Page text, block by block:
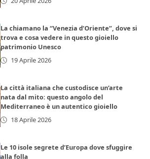
La chiamano la “Venezia d’Oriente”, dove si
trova e cosa vedere in questo gioiello
patrimonio Unesco
19 Aprile 2026
La città italiana che custodisce un’arte
nata dal mito: questo angolo del
Mediterraneo è un autentico gioiello
18 Aprile 2026
Le 10 isole segrete d’Europa dove sfuggire
alla folla